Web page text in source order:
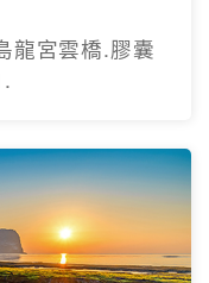
龍宮雲橋.膠囊